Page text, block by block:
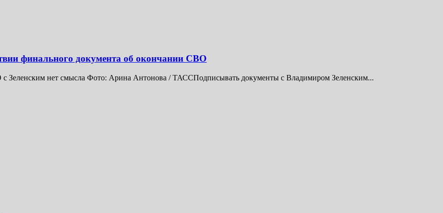
финального документа об окончании СВО
Зеленским нет смысла Фото: Арина Антонова / ТАССПодписывать документы с Владимиром Зеленским...